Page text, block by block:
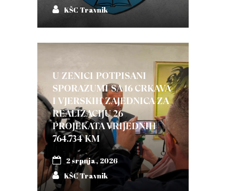
KŠC Travnik
U ZENICI POTPISANI
SPORAZUMI SA 16 CRKAVA
I VJERSKIH ZAJEDNICA ZA
REALIZACIJU 26
PROJEKATA VRIJEDNIH
764.734 KM
2 srpnja, 2026
KŠC Travnik